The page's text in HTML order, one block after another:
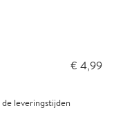
€ 4,99
leveringstijden